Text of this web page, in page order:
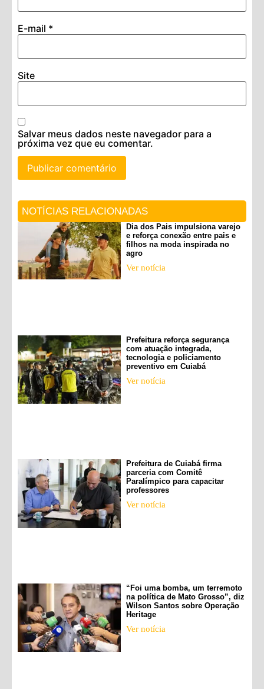
E-mail *
Site
Salvar meus dados neste navegador para a
próxima vez que eu comentar.
NOTÍCIAS RELACIONADAS
Dia dos Pais impulsiona varejo
e reforça conexão entre pais e
filhos na moda inspirada no
agro
Ver notícia
Prefeitura reforça segurança
com atuação integrada,
tecnologia e policiamento
preventivo em Cuiabá
Ver notícia
Prefeitura de Cuiabá firma
parceria com Comitê
Paralímpico para capacitar
professores
Ver notícia
“Foi uma bomba, um terremoto
na política de Mato Grosso”, diz
Wilson Santos sobre Operação
Heritage
Ver notícia